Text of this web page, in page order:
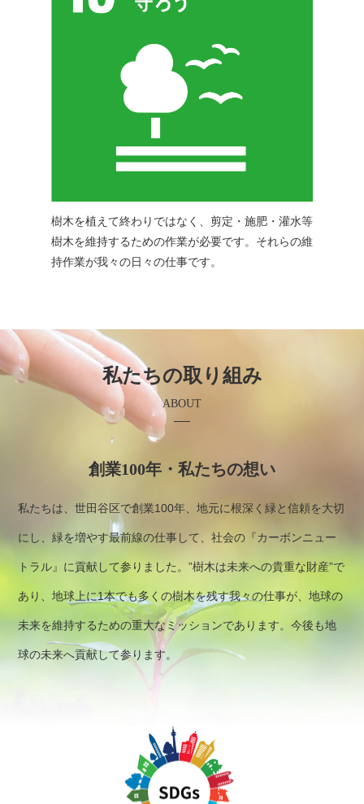
樹木を植えて終わりではなく、剪定・施肥・灌水等
樹木を維持するための作業が必要です。それらの維
持作業が我々の日々の仕事です。
私たちの取り組み
ABOUT
創業100年・私たちの想い
私たちは、世田谷区で創業100年、地元に根深く緑と信頼を大切
にし、緑を増やす最前線の仕事して、社会の『カーボンニュー
トラル』に貢献して参りました。”樹木は未来への貴重な財産”で
あり、地球上に1本でも多くの樹木を残す我々の仕事が、地球の
未来を維持するための重大なミッションであります。今後も地
球の未来へ貢献して参ります。